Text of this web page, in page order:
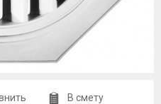
В смету